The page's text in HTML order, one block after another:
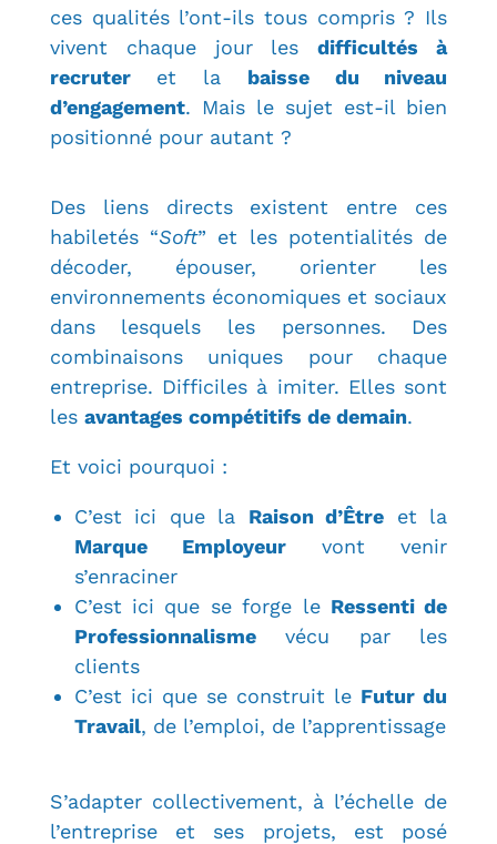
ces qualités l’ont-ils tous compris ? Ils
vivent chaque jour lesdifficultés à
recruteret la baisse du niveau
d’engagement. Mais le sujet est-il bien
positionné pour autant ?
Des liens directs existent entre ces
habiletés “Soft” et les potentialités de
décoder, épouser, orienter les
environnements économiques et sociaux
dans lesquels les personnes. Des
combinaisons uniques pour chaque
entreprise. Difficiles à imiter. Elles sont
les avantages compétitifs de demain.
Et voici pourquoi :
C’est ici que la Raison d’Être et la
Marque Employeurvont venir
s’enraciner
C’est ici que se forge le Ressenti de
Professionnalismevécu par les
clients
C’est ici que se construit le Futur du
Travail, de l’emploi, de l’apprentissage
S’adapter collectivement, à l’échelle de
l’entreprise et ses projets, est posé